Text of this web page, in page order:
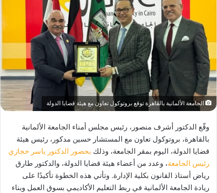
الجامعة الألمانية بالقاهرة توقع بروتوكول تعاون مع هيئة قضايا الدولة
وقّع الدكتور أشرف منصور، رئيس مجلس أمناء الجامعة الألمانية
بالقاهرة، بروتوكول تعاون مع المستشار حسين مدكور، رئيس هيئة
قضايا الدولة، اليوم بمقر الجامعة، وذلك بحضور الدكتور ياسر حجازي
رئيس الجامعة، وعدد من أعضاء هيئة قضايا الدولة، والدكتور طارق
رياض أستاذ القانون بكلية الإدارة. وتأتي هذه الخطوة تأكيدًا على
ريادة الجامعة الألمانية في ربط التعليم الأكاديمي بسوق العمل وبناء